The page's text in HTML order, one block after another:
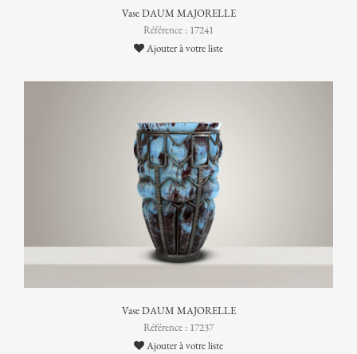
Vase DAUM MAJORELLE
Référence : 17241
Ajouter à votre liste
Vase DAUM MAJORELLE
Référence : 17237
Ajouter à votre liste